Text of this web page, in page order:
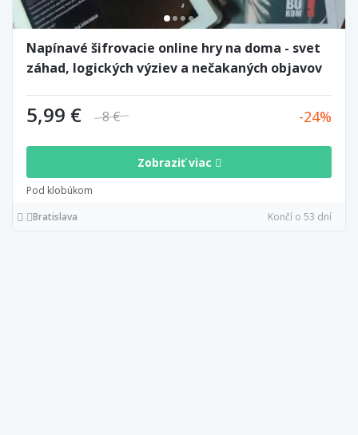
Napínavé šifrovacie online hry na doma - svet
záhad, logických výziev a nečakaných objavov
5,99 € 8 € 24
Zobraziť viac
Pod klobúkom
Bratislava
Končí o 53 dní